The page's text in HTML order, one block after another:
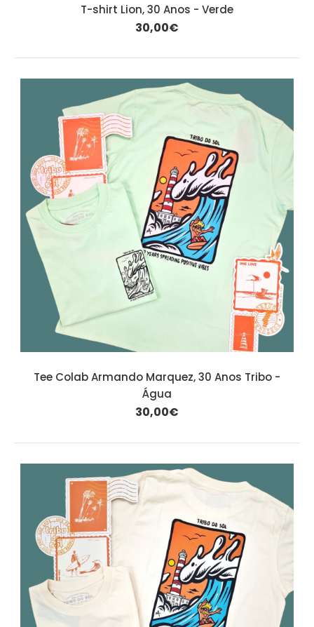
T-shirt Lion, 30 Anos - Verde
30,00€
Tee Colab Armando Marquez, 30 Anos Tribo -
Água
30,00€